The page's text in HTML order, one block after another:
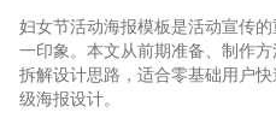
妇女节活动海报模板是活动宣传
一印象。本文从前期准备、制作方
拆解设计思路，适合零基础用户
级海报设计。